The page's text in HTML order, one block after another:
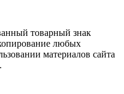
товарный знак
любых
материалов сайта